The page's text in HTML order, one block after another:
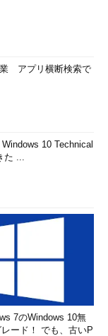
アプリ横断検索で
10 Technical
た ...
7のWindows 10無
ード！ でも、古いP